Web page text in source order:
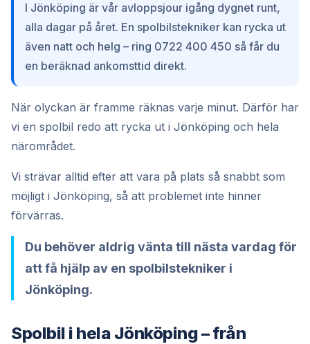
I Jönköping är vår avloppsjour igång dygnet runt,
alla dagar på året. En spolbilstekniker kan rycka ut
även natt och helg – ring 0722 400 450 så får du
en beräknad ankomsttid direkt.
När olyckan är framme räknas varje minut. Därför har
vi en spolbil redo att rycka ut i Jönköping och hela
närområdet.
Vi strävar alltid efter att vara på plats så snabbt som
möjligt i Jönköping, så att problemet inte hinner
förvärras.
Du behöver aldrig vänta till nästa vardag för
att få hjälp av en spolbilstekniker i
Jönköping.
Spolbil i hela Jönköping – från